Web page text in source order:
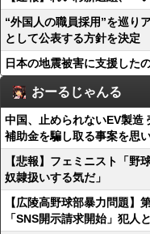
“外国人の職員採用”を巡り
として公表する方針を決定
日本の地震被害に支援した
おーるじゃんる
中国、止められないEV製造
補助金を騙し取る事案を思
【悲報】フェミニスト「野
奴隷扱いする気だ」
【広陵高野球部暴力問題】
「SNS開示請求開始」犯人